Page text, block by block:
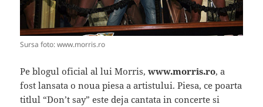
Sursa foto: www.morris.ro
Pe blogul oficial al lui Morris,www.morris.ro, a
fost lansata o noua piesa a artistului. Piesa, ce poarta
titlul “Don’t say” este deja cantata in concerte si